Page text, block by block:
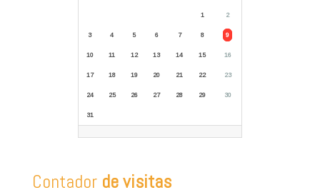
1 2
3 4 5 6 7 8 9
10 11 12 13 14 15 16
17 18 19 20 21 22 23
24 25 26 27 28 29 30
31
Contador de visitas